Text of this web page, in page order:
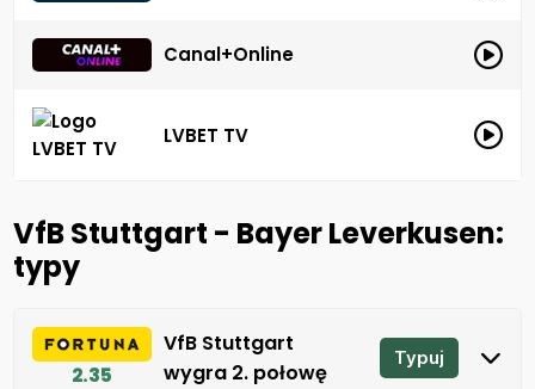
Canal+Online
LVBET TV
VfB Stuttgart - Bayer Leverkusen:
typy
2.35
VfB Stuttgart
wygra 2. połowę
Typuj